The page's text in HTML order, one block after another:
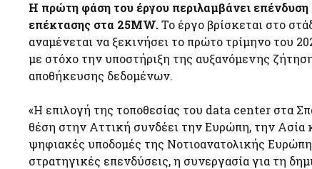
Η πρώτη φάση του έργου περιλαμβάνει
επέκτασης στα 25MW.Το έργο βρίσκεται στο
αναμένεται να ξεκινήσει το πρώτο τρίμηνο του
με στόχο την υποστήριξη της αυξανόμενης
αποθήκευσης δεδομένων.
«Η επιλογή της τοποθεσίας του data center στα
θέση στην Αττική συνδέει την Ευρώπη, την Ασία
ψηφιακές υποδομές της Νοτιοανατολικής
στρατηγικές επενδύσεις, η συνεργασία για τη